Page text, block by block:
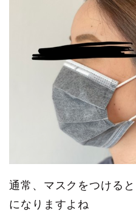
通常、マスクをつける
になりますよね